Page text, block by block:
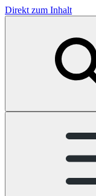
Direkt zum Inhalt